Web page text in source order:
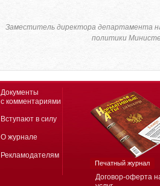
Заместитель директора департамента
политики
Договор-оферта
Документы
с комментариями
Вступают в силу
О журнале
Рекламодателям
Печатный журнал